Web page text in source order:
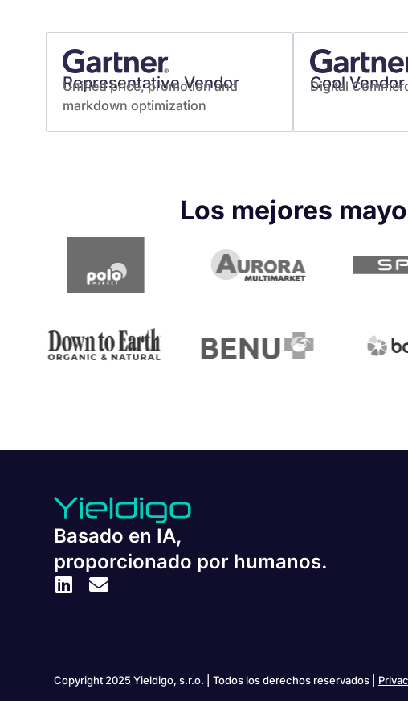
Representative Vendor
Unified price, promotion and
markdown optimization
Cool Vendor
Digital
Los mejores
Basado en IA,
proporcionado por humanos.
Copyright 2025 Yieldigo, s.r.o. | Todos los derechos reservados |